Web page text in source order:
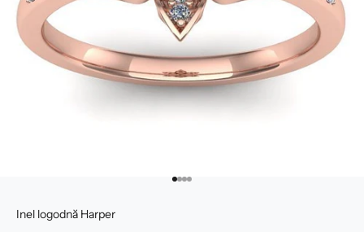
Mergi la articolul 1
Mergi la articolul 2
Mergi la articolul 3
Mergi la articolul 4
Inel logodnă Harper